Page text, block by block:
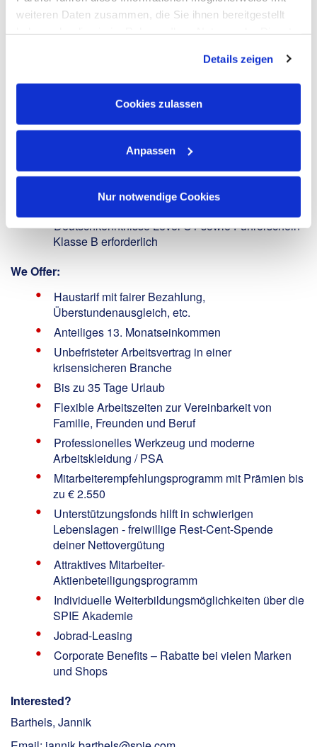
weiteren Daten zusammen, die Sie ihnen bereitgestellt
Verarbeitung Ihrer Daten in den USA ein. Alle weiteren
Informationen zu Cookies finden Sie in unseren
Datenschutzhinweisen.
Details zeigen
Cookies zulassen
Anpassen
Nur notwendige Cookies
In Deutschland anerkannte Ausbildung als
Mechatroniker für Kältetechnik oder
Kälteanlagenbauer
Erforderliche Sachkunde im Bereich Kältetechnik
über die Ausbildung abgedeckt
Gute Kenntnisse in der Kälte- sowie Mess-,
Steuerungs- und Regelungstechnik und im
wünschenswert
Idealerweise fundierte Berufserfahrung in der
Gebäudeinstandhaltung, aber auch
Berufseinsteigende sind herzlich willkommen!
Deutschkenntnisse Level C1 sowie Führerschein
Klasse B erforderlich
We Offer:
Haustarif mit fairer Bezahlung,
Überstundenausgleich, etc.
Anteiliges 13. Monatseinkommen
Unbefristeter Arbeitsvertrag in einer
krisensicheren Branche
Bis zu 35 Tage Urlaub
Flexible Arbeitszeiten zur Vereinbarkeit von
Familie, Freunden und Beruf
Professionelles Werkzeug und moderne
Arbeitskleidung / PSA
Mitarbeiterempfehlungsprogramm mit Prämien bis
zu € 2.550
Unterstützungsfonds hilft in schwierigen
Lebenslagen - freiwillige Rest-Cent-Spende
deiner Nettovergütung
Attraktives Mitarbeiter-
Aktienbeteiligungsprogramm
Individuelle Weiterbildungsmöglichkeiten über die
SPIE Akademie
Jobrad-Leasing
Corporate Benefits – Rabatte bei vielen Marken
und Shops
Interested?
Barthels, Jannik